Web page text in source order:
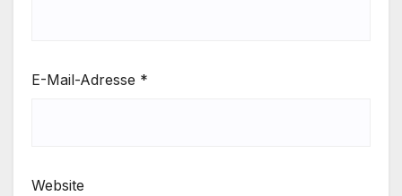
E-Mail-Adresse *
Website